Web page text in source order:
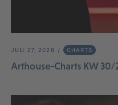
JULI 27, 2026 CHARTS
Arthouse-Charts KW